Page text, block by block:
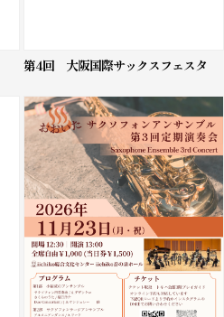
第4回 大阪国際サックスフェスタ